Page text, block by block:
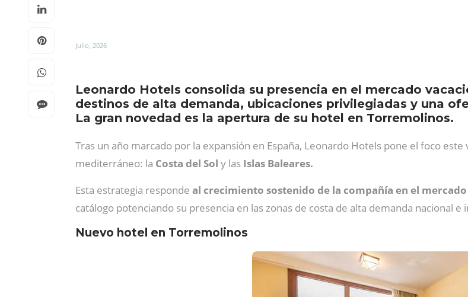
Julio, 2026
Leonardo Hotels consolida su presencia en el mercado
destinos de alta demanda, ubicaciones privilegiadas y una
La gran novedad es la apertura de su hotel en Torremolinos.
Tras un año marcado por la expansión en España, Leonardo Hotels pone el foco
mediterráneo: la Costa del Sol y las Islas Baleares.
Esta estrategia responde al crecimiento sostenido de la compañía en el
catálogo potenciando su presencia en las zonas de costa de alta demanda nacional e
Nuevo hotel en Torremolinos